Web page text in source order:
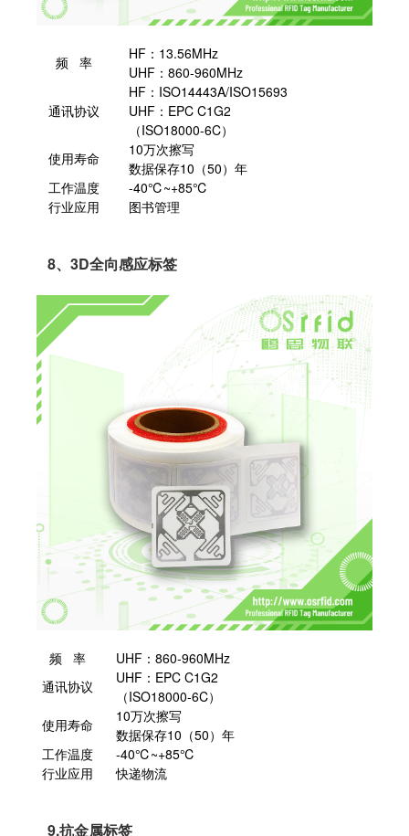
频 率
HF：13.56MHz
UHF：860-960MHz
通讯协议
HF：ISO14443A/ISO15693
UHF：EPC C1G2
（ISO18000-6C）
使用寿命
10万次擦写
数据保存10（50）年
工作温度
-40℃~+85℃
行业应用
图书管理
8、3D全向感应标签
频 率
UHF：860-960MHz
通讯协议
UHF：EPC C1G2
（ISO18000-6C）
使用寿命
10万次擦写
数据保存10（50）年
工作温度
-40℃~+85℃
行业应用
快递物流
9.抗金属标签